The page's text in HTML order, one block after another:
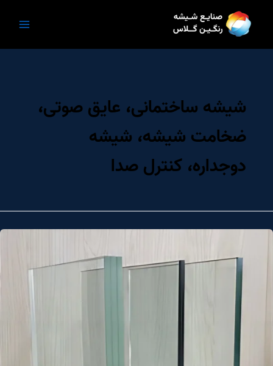
شیشه ساختمانی، عایق صوتی،
ضخامت شیشه، شیشه
دوجداره، کنترل صدا